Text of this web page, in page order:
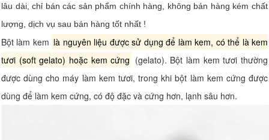
lâu dài, chỉ bán các sản phẩm chính hàng, không bán hàng kém chất
lượng, dịch vụ sau bán hàng tốt nhất !
Bột làm kem là nguyên liệu được sử dụng để làm kem, có thể là kem
tươi (soft gelato) hoặc kem cứng (gelato). Bột làm kem tươi thường
được dùng cho máy làm kem tươi, trong khi bột làm kem cứng được
dùng để làm kem cứng, có độ đặc và cứng hơn, lạnh sâu hơn.